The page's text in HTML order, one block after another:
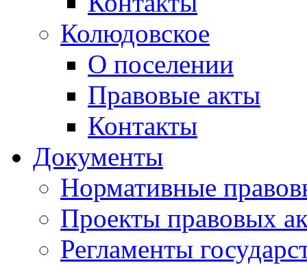
Колюдовское
О поселении
Правовые акты
Контакты
Документы
Нормативные
Проекты правовых
Регламенты